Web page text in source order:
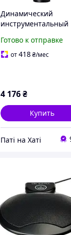
Динамический
инструментальный
Готово к отправке
от418₴/мес
4 176₴
Купить
Паті на Хаті